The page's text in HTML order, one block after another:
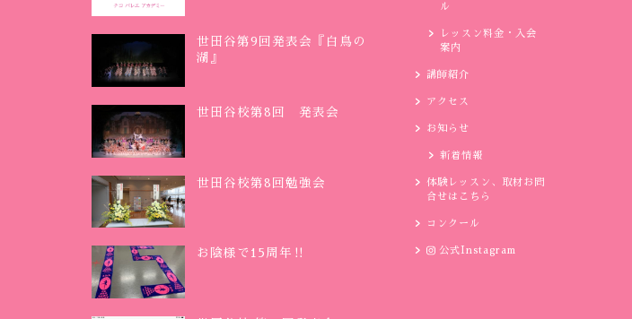
世田谷第9回発表会『白鳥の
湖』
世田谷校第8回 発表会
世田谷校第8回勉強会
お陰様で15周年‼︎
ル
レッスン料金・入会
案内
講師紹介
アクセス
お知らせ
新着情報
体験レッスン、取材お問
合せはこちら
コンクール
公式Instagram